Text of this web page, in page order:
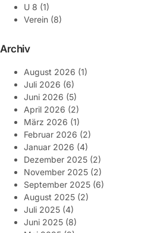
U 8 (1)
Verein (8)
Archiv
August 2026 (1)
Juli 2026 (6)
Juni 2026 (5)
April 2026 (2)
März 2026 (1)
Februar 2026 (2)
Januar 2026 (4)
Dezember 2025 (2)
November 2025 (2)
September 2025 (6)
August 2025 (2)
Juli 2025 (4)
Juni 2025 (8)